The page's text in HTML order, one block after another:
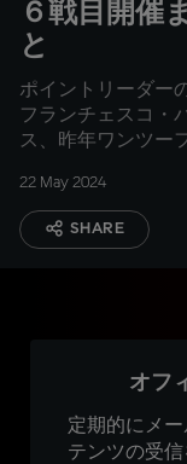
６戦目開催
と
ポイントリーダー
フランチェスコ・
ス、昨年ワンツー
22 May 2024
SHARE
オフ
定期的にメ
テンツの受